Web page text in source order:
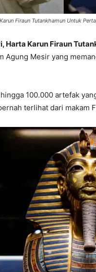
Firaun Tutankhamun Untuk
Harta Karun Firaun
Agung Mesir yang
100.000 artefak
terlihat dari makam